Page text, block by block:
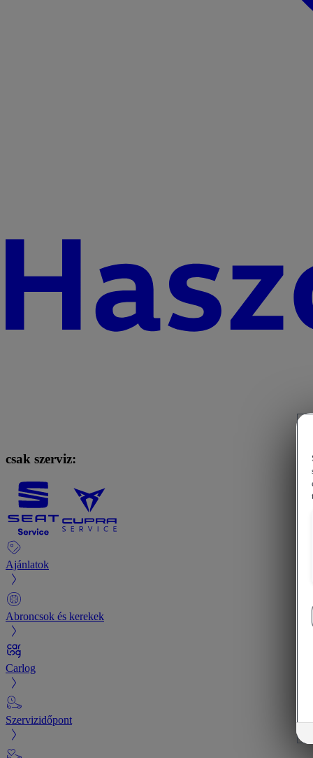
csak szerviz:
Ajánlatok
Abroncsok és kerekek
Carlog
Szervizidőpont